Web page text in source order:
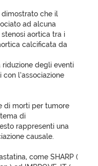
dimostrato che il
ad alcuna
aortica tra i
calcificata da
riduzione degli eventi
l’associazione
di morti per tumore
di
rappresenti una
causale.
come SHARP (